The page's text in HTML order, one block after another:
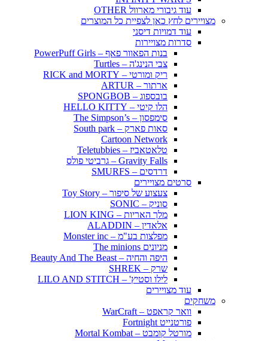
עוד גיבורי מארוול OTHER
מצויירים לחץ כאן לצפיית כל המוצרים
עוד דמויות דיסני
סדרות מצויירות
בנות הפאוור פאף – PowerPuff Girls
צבי הנינג'ה – Turtles
ריק ומורטי – RICK and MORTY
ארתור – ARTUR
בובספוג – SPONGBOB
הלו קיטי – HELLO KITTY
סימפסון – The Simpson’s
סאות פארק – South park
Cartoon Network
טלאטאביז – Teletubbies
Gravity Falls – גרביטי פולס
דרדסים – SMURFS
סרטים מצויירים
צעצוע של סיפור – Toy Story
סוניק – SONIC
מלך האריות – LION KING
אלאדין – ALADDIN
מפלצות בע"מ – Monster inc
מניונים The minions
היפה והחיה – Beauty And The Beast
שרק – SHREK
לילו וסטיץ' – LILO AND STITCH
עוד מצויירים
משחקים
וואר קראפט – WarCraft
פורטנייט Fortnight
מורטל קומבט – Mortal Kombat